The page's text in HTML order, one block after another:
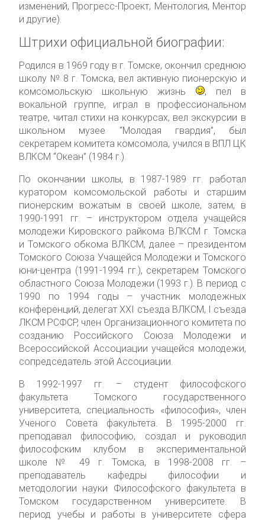
изменений, Прогресс-Проект, Ментология, Ментор
и другие).
Штрихи официальной биографии:
Родился в 1969 году в г. Томске, окончил среднюю
школу № 8 г. Томска, вел активную пионерскую и
комсомольскую школьную жизнь
, пел в
вокальной группе, играл в профессиональном
театре, читал стихи на конкурсах, вел экскурсии в
школьном музее “Молодая гвардия”, был
секретарем комитета комсомола, учился в ВПЛ ЦК
ВЛКСМ “Океан” (1984 г.).
По окончании школы, в 1987-1989 гг. работал
куратором комсомольской работы и старшим
пионерским вожатым в своей школе, затем, в
1990-1991 гг. – инструктором отдела учащейся
молодежи Кировского райкома ВЛКСМ г. Томска
и Томского обкома ВЛКСМ, далее – президентом
Томского Союза Учащейся Молодежи и Томского
юни-центра (1991-1994 гг.), секретарем Томского
областного Союза Молодежи (1993 г.). В период с
1990 по 1994 годы – участник молодежных
конференций, делегат XXI съезда ВЛКСМ, I съезда
ЛКСМ РСФСР, член Организационного комитета по
созданию Российского Союза Молодежи и
Всероссийской Ассоциации учащейся молодежи,
сопредседатель этой Ассоциации.
В 1992-1997 гг. – студент философского
факультета Томского государственного
университета, специальность «философия», член
Ученого Совета факультета. В 1995-2000 гг.
преподавал философию, создал и руководил
философским клубом в экспериментальной
школе № 49 г. Томска, в 1998-2008 гг. –
преподаватель кафедры философии и
методологии науки Философского факультета в
Томском государственном университете. В
период учебы и работы в университете сфера